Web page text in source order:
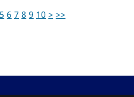
5 6 7 8 9 10 > >>